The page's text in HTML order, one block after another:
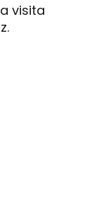
visita